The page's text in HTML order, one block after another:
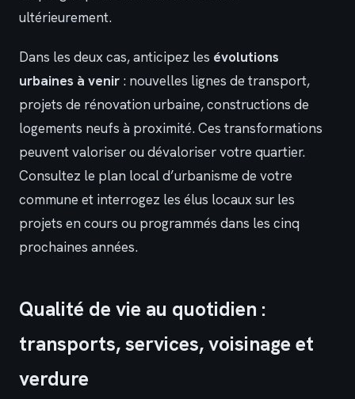
ultérieurement.
Dans les deux cas, anticipez les évolutions
urbaines à venir : nouvelles lignes de transport,
projets de rénovation urbaine, constructions de
logements neufs à proximité. Ces transformations
peuvent valoriser ou dévaloriser votre quartier.
Consultez le plan local d’urbanisme de votre
commune et interrogez les élus locaux sur les
projets en cours ou programmés dans les cinq
prochaines années.
Qualité de vie au quotidien :
transports, services, voisinage et
verdure